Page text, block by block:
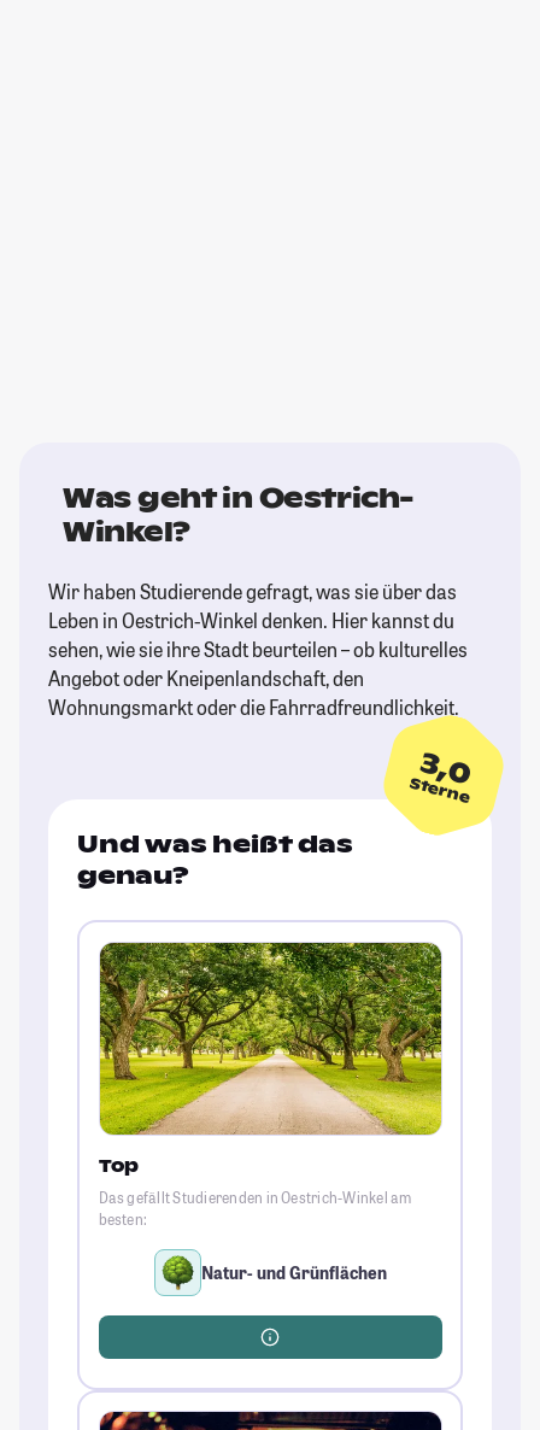
Was geht in Oestrich-
Winkel?
Wir haben Studierende gefragt, was sie über das
Leben in Oestrich-Winkel denken. Hier kannst du
sehen, wie sie ihre Stadt beurteilen – ob kulturelles
Angebot oder Kneipenlandschaft, den
Wohnungsmarkt oder die Fahrradfreundlichkeit.
3,0
Sterne
Und was heißt das
genau?
Top
Das gefällt Studierenden in Oestrich-Winkel am
besten:
Natur- und Grünflächen